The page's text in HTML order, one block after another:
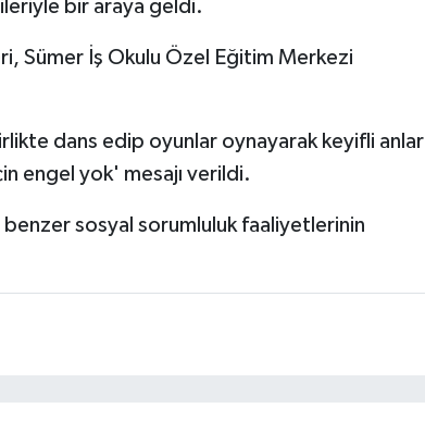
bir araya geldi.
Sümer İş Okulu Özel Eğitim Merkezi
dans edip oyunlar oynayarak keyifli anlar
engel yok' mesajı verildi.
sosyal sorumluluk faaliyetlerinin